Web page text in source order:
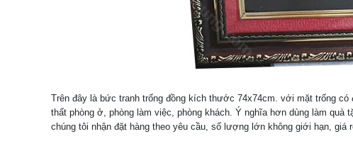
Trên đây là bức tranh trống đồng kích thước 74x74cm. với mặt trống
thất phòng ở, phòng làm việc, phòng khách. Ý nghĩa hơn dùng làm quà
chúng tôi nhận đặt hàng theo yêu cầu, số lượng lớn không giới hạn, giá